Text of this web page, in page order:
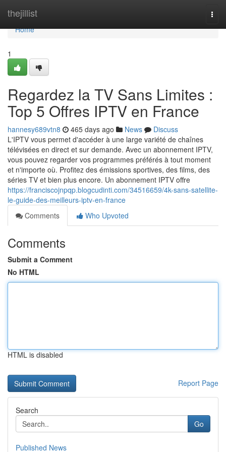
thejillist
Home
Home
1
Regardez la TV Sans Limites :
Top 5 Offres IPTV en France
hannesy689vtn8 465 days ago News
Discuss
L'IPTV vous permet d'accéder à une large variété de chaînes
télévisées en direct et sur demande. Avec un abonnement IPTV,
vous pouvez regarder vos programmes préférés à tout moment
et n'importe où. Profitez des émissions sportives, des films, des
séries TV et bien plus encore. Un abonnement IPTV offre
https://franciscojnpqp.blogcudinti.com/34516659/4k-sans-satellite-
le-guide-des-meilleurs-iptv-en-france
Comments
Who Upvoted
Comments
Submit a Comment
No HTML
HTML is disabled
Report Page
Search
Go
Published News